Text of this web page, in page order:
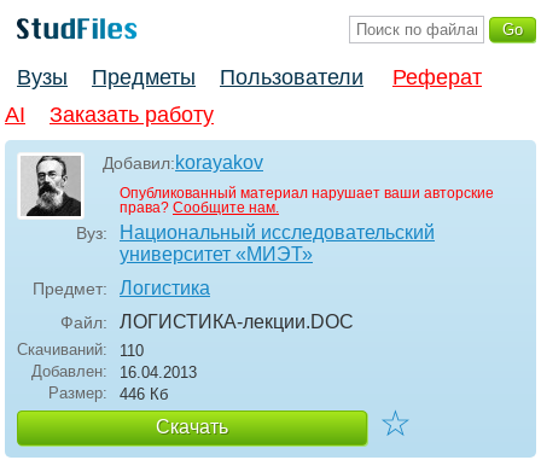
Вузы Предметы Пользователи
Реферат
AI
Заказать работу
Добавил:korayakov
Опубликованный материал нарушает ваши авторские
права? Сообщите нам.
Вуз:
Национальный исследовательский
университет «МИЭТ»
Предмет: Логистика
Файл: ЛОГИСТИКА-лекции.DOC
Скачиваний:
110
Добавлен:
16.04.2013
Размер:
446 Кб
Скачать ☆